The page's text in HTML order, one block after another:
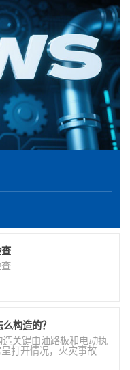
构造的？
造关键由油路板和电动执
打开情况，火灾事故时